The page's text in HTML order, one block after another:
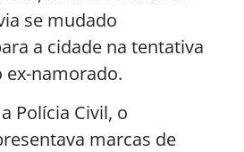
se mudado
a cidade na tentativa
ex-namorado.
Polícia Civil, o
marcas de